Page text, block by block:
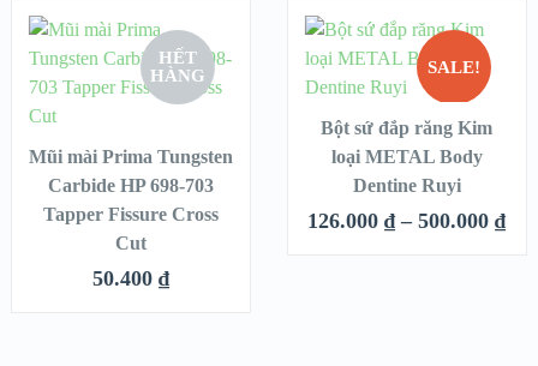
HẾT
HÀNG
QUICK LOOK
VIEW DETAILS
Mũi mài Prima Tungsten
Carbide HP 698-703
Tapper Fissure Cross
Cut
50.400 ₫
SALE!
HẾT
HÀNG
QUICK LOOK
VIEW DETAILS
CHỌN
Bột sứ đắp răng Kim
loại METAL Body
Dentine Ruyi
126.000₫ – 500.000₫